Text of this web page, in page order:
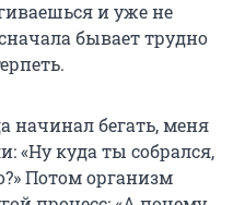
и уже не
бывает трудно
начинал бегать, меня
«Ну куда ты собрался,
Потом организм